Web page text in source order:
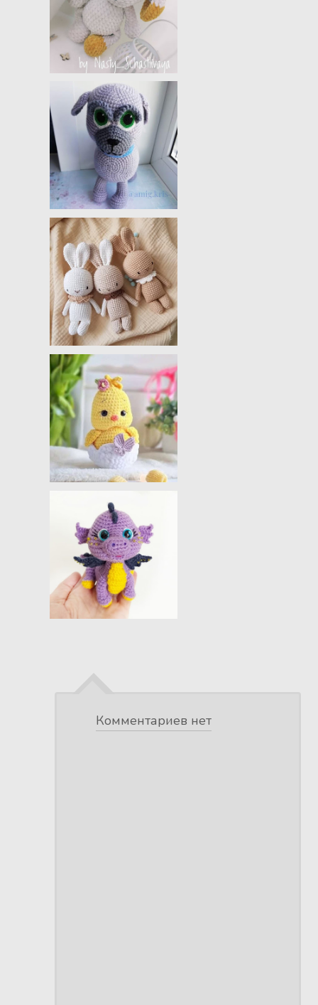
Комментариев нет